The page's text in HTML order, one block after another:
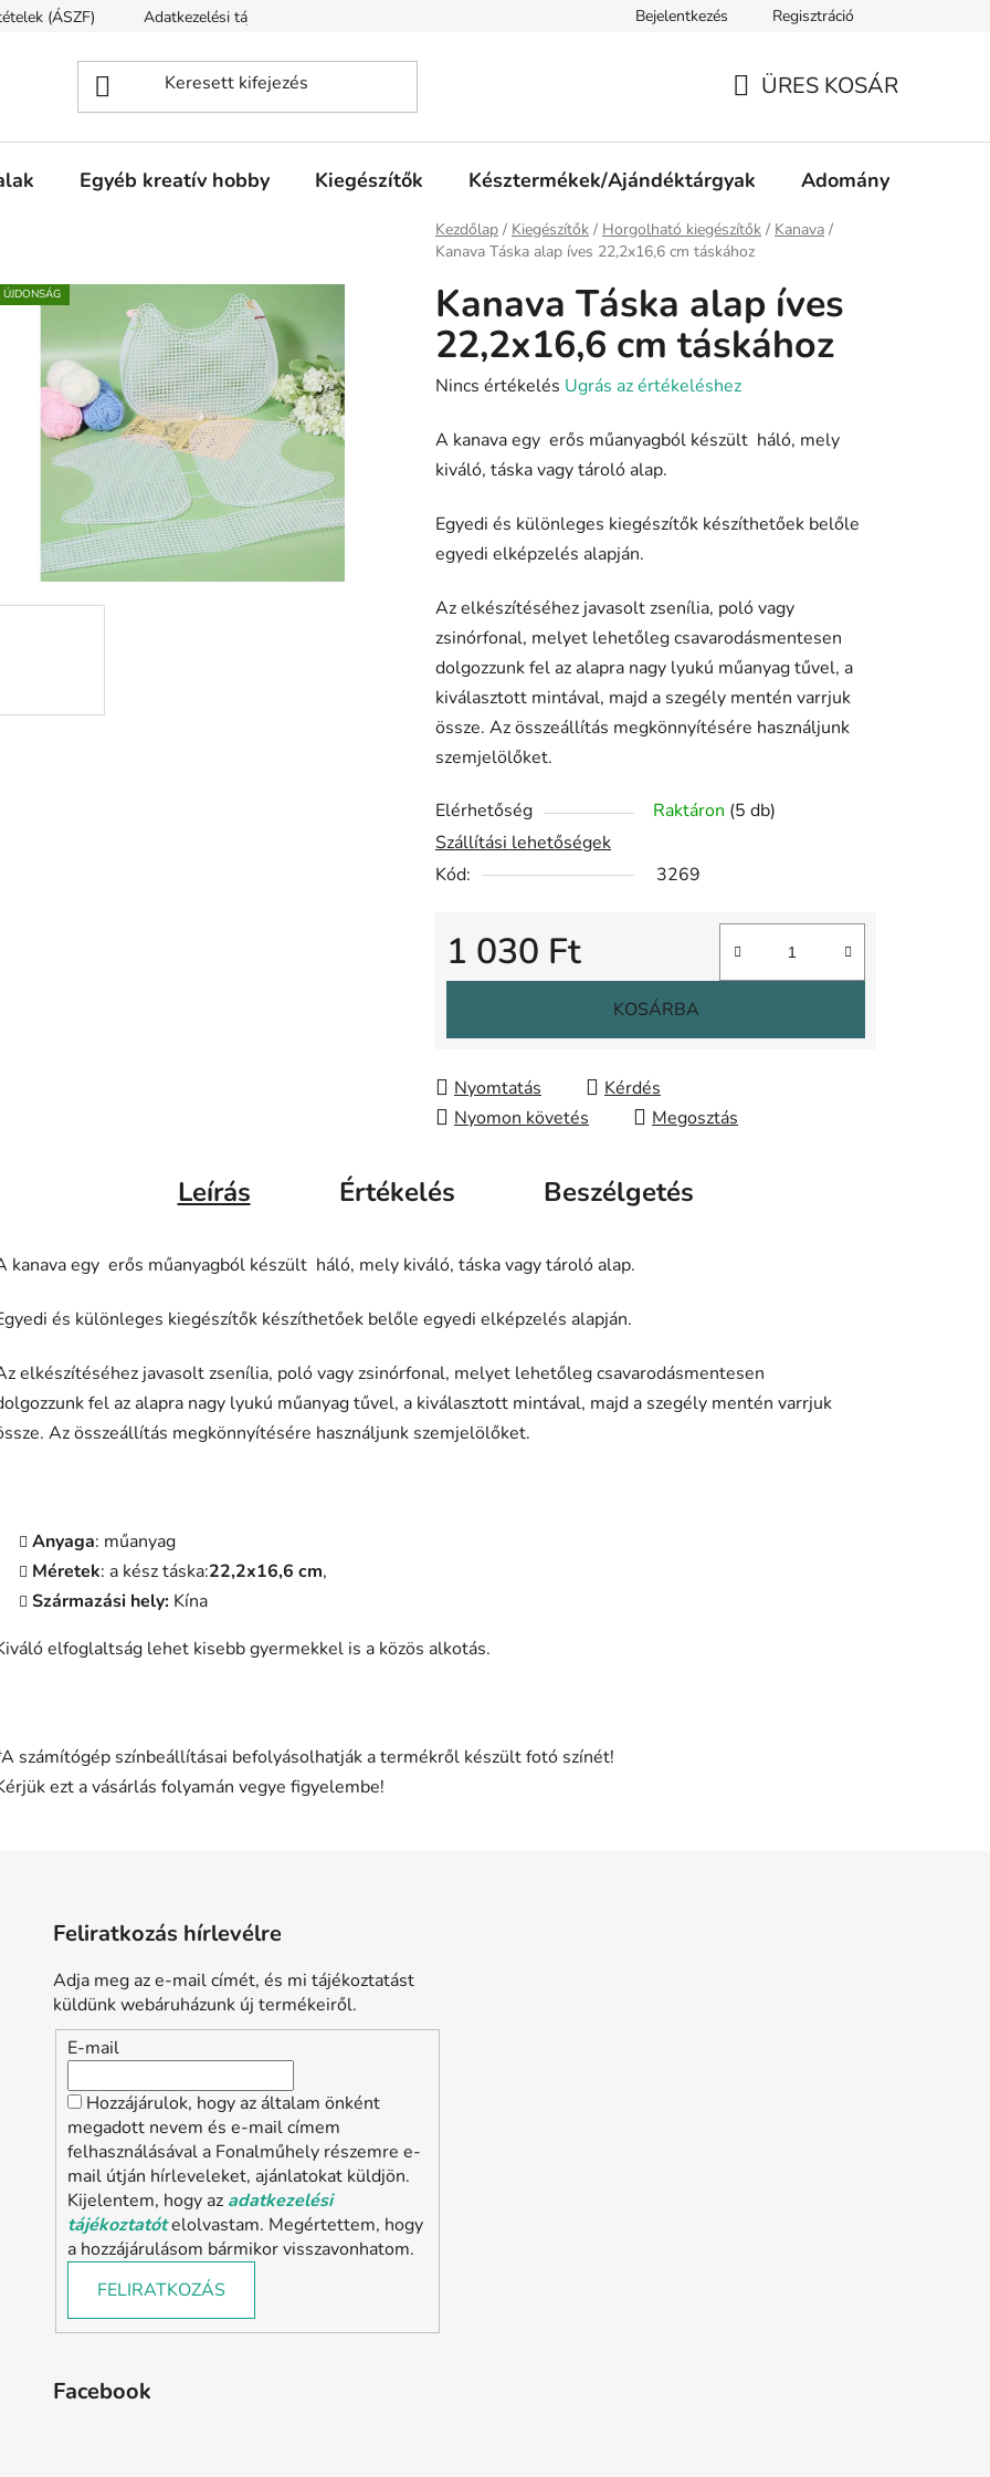
(ÁSZF) Adatkezelési tájékoztató Jogi nyilatkozat Impresszum
Bejelentkezés Regisztráció
ÜRES KOSÁR
Egyéb kreatív hobby Kiegészítők Késztermékek/Ajándéktárgyak Adomány
Kezdőlap / Kiegészítők / Horgolható kiegészítők / Kanava /
Kanava Táska alap íves 22,2x16,6 cm táskához
Kanava Táska alap íves
22,2x16,6 cm táskához
A
átlagos
értékelése
ből
0,0
Nincs értékelés Ugrás az értékeléshez
A kanava egy erős műanyagból készült háló, mely
kiváló, táska vagy tároló alap.
Egyedi és különleges kiegészítők készíthetőek belőle
egyedi elképzelés alapján.
Az elkészítéséhez javasolt zsenília, poló vagy
zsinórfonal, melyet lehetőleg csavarodásmentesen
dolgozzunk fel az alapra nagy lyukú műanyag tűvel, a
kiválasztott mintával, majd a szegély mentén varrjuk
össze. Az összeállítás megkönnyítésére használjunk
szemjelölőket.
Elérhetőség Raktáron (5 db)
Szállítási lehetőségek
Kód:
3269
1 030 Ft
Egységár:
KOSÁRBA
Nyomtatás
Kérdés
Nyomon követés
Megosztás
ÚJDONSÁG
Leírás Értékelés Beszélgetés
kanava egy erős műanyagból készült háló, mely kiváló, táska vagy tároló alap.
és különleges kiegészítők készíthetőek belőle egyedi elképzelés alapján.
elkészítéséhez javasolt zsenília, poló vagy zsinórfonal, melyet lehetőleg csavarodásmentesen
fel az alapra nagy lyukú műanyag tűvel, a kiválasztott mintával, majd a szegély mentén varrjuk
Az összeállítás megkönnyítésére használjunk szemjelölőket.
Anyaga: műanyag
Méretek: a kész táska:22,2x16,6 cm,
Származási hely: Kína
elfoglaltság lehet kisebb gyermekkel is a közös alkotás.
számítógép színbeállításai befolyásolhatják a termékről készült fotó színét!
ezt a vásárlás folyamán vegye figyelembe!
Feliratkozás hírlevélre
Adja meg az e-mail címét, és mi tájékoztatást
küldünk webáruházunk új termékeiről.
E-mail
Hozzájárulok, hogy az általam önként
megadott nevem és e-mail címem
felhasználásával a Fonalműhely részemre e-
mail útján hírleveleket, ajánlatokat küldjön.
Kijelentem, hogy az adatkezelési
tájékoztatótelolvastam. Megértettem, hogy
a hozzájárulásom bármikor visszavonhatom.
FELIRATKOZÁS
Facebook